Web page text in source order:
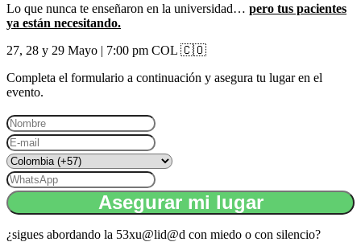
Lo que nunca te enseñaron en la universidad… pero tus pacientes
ya están necesitando.
27, 28 y 29 Mayo | 7:00 pm COL 🇨🇴
Completa el formulario a continuación y asegura tu lugar en el
evento.
¿sigues abordando la 53xu@lid@d con miedo o con silencio?